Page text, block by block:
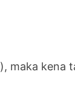
maka kena